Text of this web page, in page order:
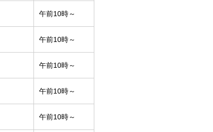
午前10時～
午前10時～
午前10時～
午前10時～
午前10時～